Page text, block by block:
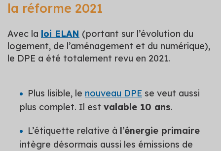
la réforme 2021
Avec la loi ELAN (portant sur l’évolution du
logement, de l’aménagement et du numérique),
le DPE a été totalement revu en 2021.
Plus lisible, le nouveau DPE se veut aussi
plus complet. Il est valable 10 ans.
L’étiquette relative à l’énergie primaire
intègre désormais aussi les émissions de